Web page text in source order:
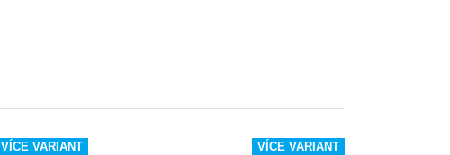
VÍCE VARIANT
VÍCE VARIANT